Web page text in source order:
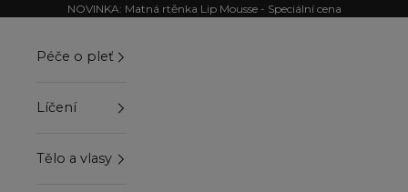
Přejít na obsahNOVINKA: Matná rtěnka Lip Mousse - Speciální cena
Péče o pleť
Líčení
Tělo a vlasy